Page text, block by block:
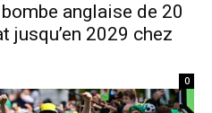
anglaise de 20
jusqu’en 2029 chez
0